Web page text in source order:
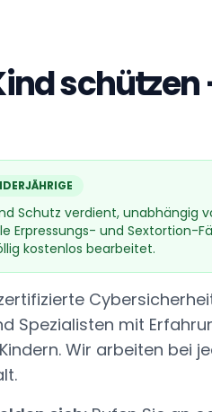
Schutz verdient, unabhängig
Erpressungs- und Sextortion-
kostenlos bearbeitet.
Spezialisten mit
Wir arbeiten bei